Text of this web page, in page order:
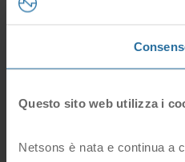
Questo sito web utilizza i
Netsons è nata e continua a